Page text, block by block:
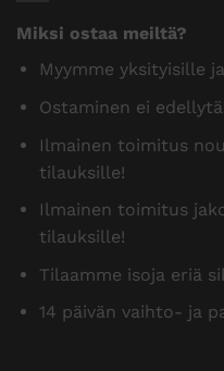
Miksi ostaa meiltä?
Myymme yksityisille
Ostaminen ei
Ilmainen toimitus
tilauksille!
Ilmainen toimitus
tilauksille!
Tilaamme isoja eriä
14 päivän vaihto- ja